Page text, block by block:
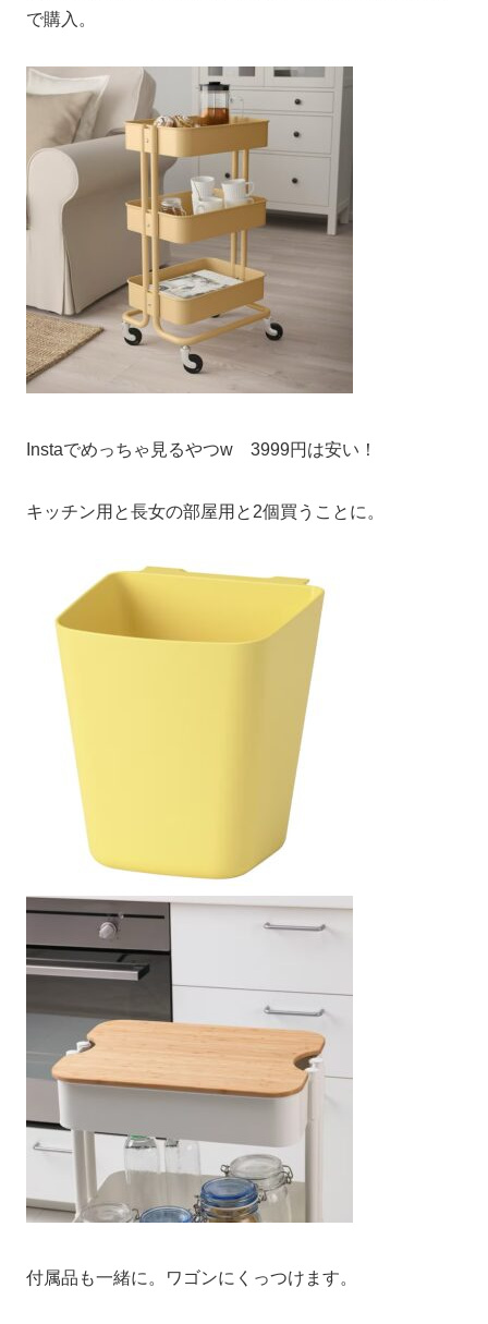
で購入。
Instaでめっちゃ見るやつw 3999円は安い！
キッチン用と長女の部屋用と2個買うことに。
付属品も一緒に。ワゴンにくっつけます。